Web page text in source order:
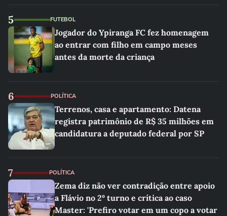
5 FUTEBOL
Jogador do Ypiranga FC fez homenagem
ao entrar com filho em campo meses
antes da morte da criança
6 POLÍTICA
Terrenos, casa e apartamento: Datena
registra patrimônio de R$ 35 milhões em
candidatura a deputado federal por SP
7 POLÍTICA
Zema diz não ver contradição entre apoio
a Flávio no 2º turno e crítica ao caso
Master: 'Prefiro votar em um copo a votar